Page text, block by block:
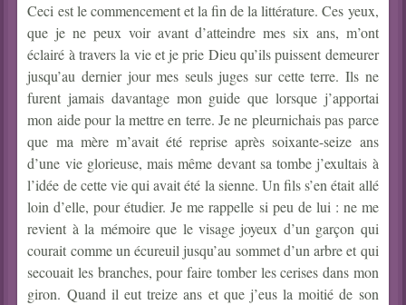
Ceci est le commencement et la fin de la littérature. Ces yeux,
que je ne peux voir avant d’atteindre mes six ans, m’ont
éclairé à travers la vie et je prie Dieu qu’ils puissent demeurer
jusqu’au dernier jour mes seuls juges sur cette terre. Ils ne
furent jamais davantage mon guide que lorsque j’apportai
mon aide pour la mettre en terre. Je ne pleurnichais pas parce
que ma mère m’avait été reprise après soixante-seize ans
d’une vie glorieuse, mais même devant sa tombe j’exultais à
l’idée de cette vie qui avait été la sienne. Un fils s’en était allé
loin d’elle, pour étudier. Je me rappelle si peu de lui : ne me
revient à la mémoire que le visage joyeux d’un garçon qui
courait comme un écureuil jusqu’au sommet d’un arbre et qui
secouait les branches, pour faire tomber les cerises dans mon
giron. Quand il eut treize ans et que j’eus la moitié de son